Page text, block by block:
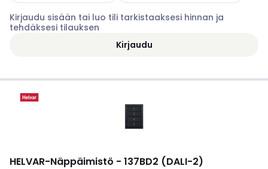
Kirjaudu sisään tai luo tili tarkistaaksesi hinnan ja
tehdäksesi tilauksen
Kirjaudu
HELVAR-Näppäimistö - 137BD2 (DALI-2)